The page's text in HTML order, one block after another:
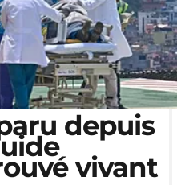
depuis
vivant